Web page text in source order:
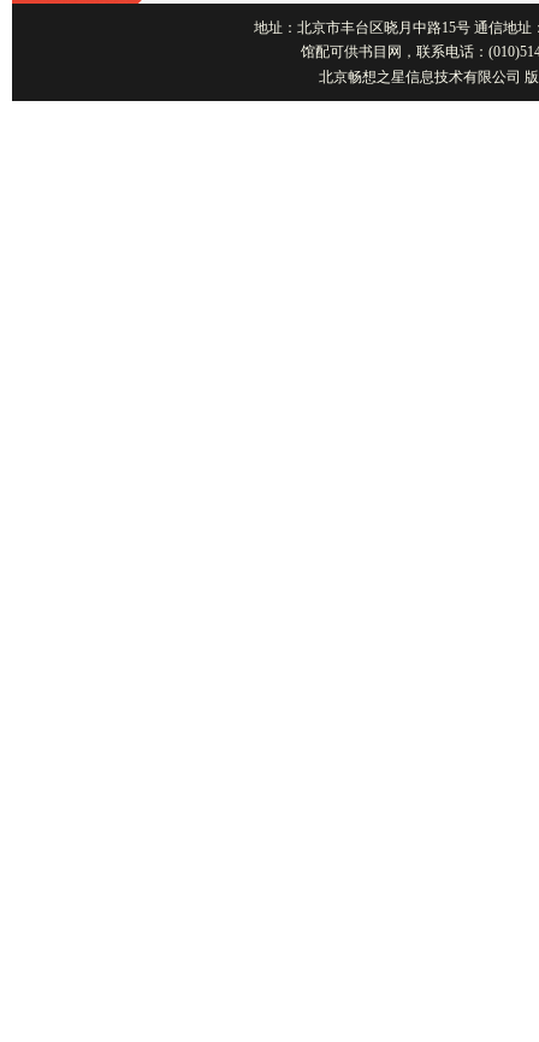
地址：北京市丰台区晓月中路15号 通信地址
馆配可供书目网，联系电话：
北京畅想之星信息技术有限公司